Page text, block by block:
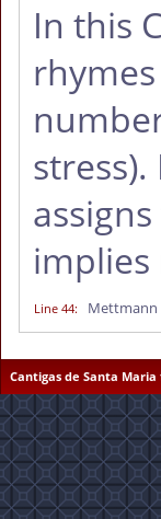
In this
Line 44: Mettmann
Cantigas de Santa Maria